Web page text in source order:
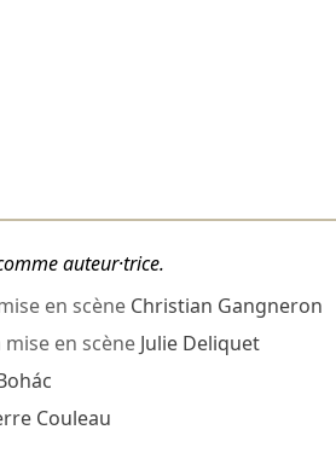
auteur·trice.
en scène Christian Gangneron
mise en scène Julie Deliquet
Couleau